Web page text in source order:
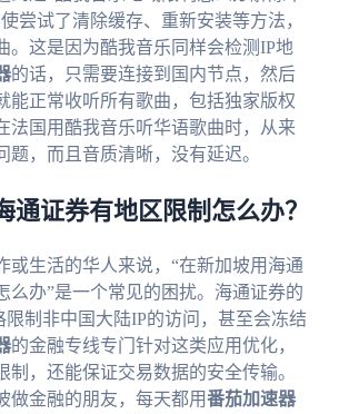
尝试了清除缓存、重新安装等方法，
。这是因为酷我音乐同样会检测IP地
的话，只需要连接到国内节点，然后
能正常收听所有歌曲，包括独家版权
法国用酷我音乐听华语歌曲时，从来
题，而且音质清晰，没有延迟。
通证券有地区限制怎么办？
或生活的华人来说，“在新加坡用海通
么办”是一个常见的困扰。海通证券的
限制非中国大陆IP的访问，甚至会冻结
的金融专线专门针对这类应用优化，
制，还能保证交易数据的安全传输。
做金融的朋友，每天都用番茄加速器